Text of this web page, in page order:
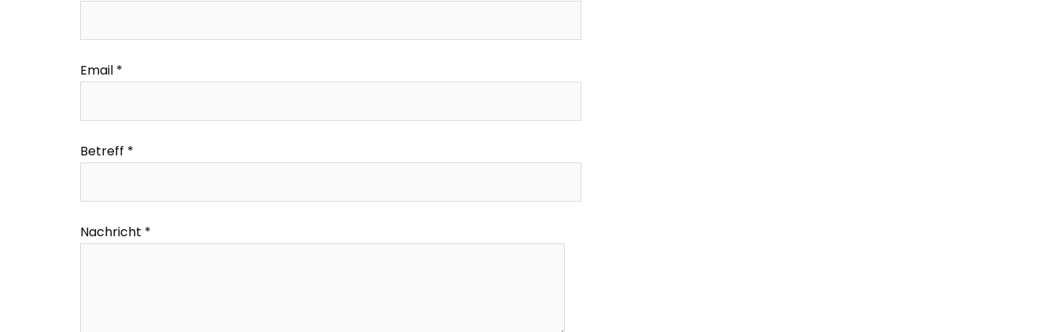
Email *
Betreff *
Nachricht *